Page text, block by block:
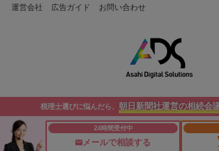
税理士選びに悩んだら、 朝日新聞社運営の相続会
24時間受付中
メールで相談する
運営会社 広告ガイド お問い合わせ
Copyright© The Asahi Shimbun Company. All